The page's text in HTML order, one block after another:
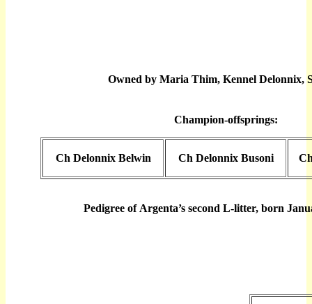
Owned by Maria Thim, Kennel Delonnix,
Champion-offsprings:
Ch Delonnix Belwin Ch Delonnix Busoni
Pedigree of Argenta’s second L-litter, born